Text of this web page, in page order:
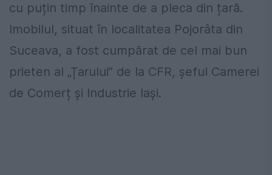
cu puțin timp înainte de a pleca din țară.
Imobilul, situat în localitatea Pojorâta din
Suceava, a fost cumpărat de cel mai bun
prieten al „Țarului” de la CFR, șeful Camerei
de Comerț și Industrie Iași.